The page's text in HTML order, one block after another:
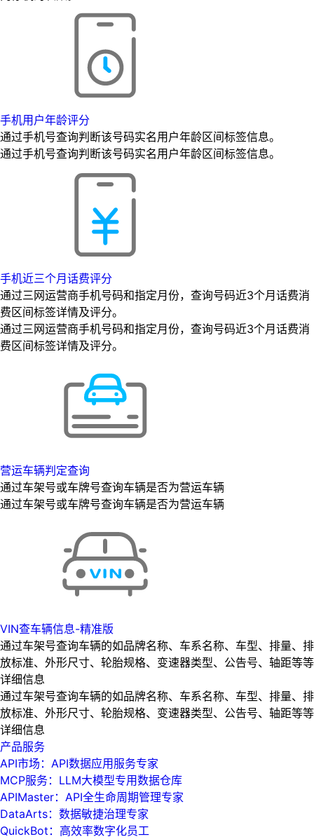
手机用户年龄评分
通过手机号查询判断该号码实名用户年龄区间标签信息。
通过手机号查询判断该号码实名用户年龄区间标签信息。
手机近三个月话费评分
通过三网运营商手机号码和指定月份，查询号码近3个月话费消
费区间标签详情及评分。
通过三网运营商手机号码和指定月份，查询号码近3个月话费消
费区间标签详情及评分。
营运车辆判定查询
通过车架号或车牌号查询车辆是否为营运车辆
通过车架号或车牌号查询车辆是否为营运车辆
VIN查车辆信息-精准版
通过车架号查询车辆的如品牌名称、车系名称、车型、排量、排
放标准、外形尺寸、轮胎规格、变速器类型、公告号、轴距等等
详细信息
通过车架号查询车辆的如品牌名称、车系名称、车型、排量、排
放标准、外形尺寸、轮胎规格、变速器类型、公告号、轴距等等
详细信息
产品服务
API市场：API数据应用服务专家
MCP服务：LLM大模型专用数据仓库
APIMaster：API全生命周期管理专家
DataArts：数据敏捷治理专家
QuickBot：高效率数字化员工